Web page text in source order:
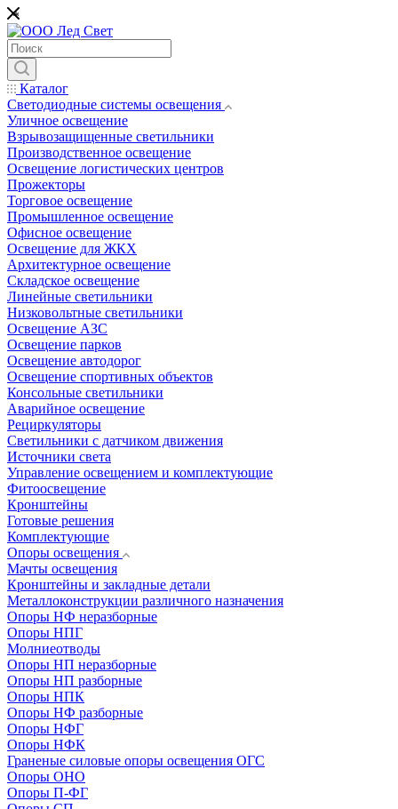
Каталог
Светодиодные системы освещения
Уличное освещение
Взрывозащищенные светильники
Производственное освещение
Освещение логистических центров
Прожекторы
Торговое освещение
Промышленное освещение
Офисное освещение
Освещение для ЖКХ
Архитектурное освещение
Складское освещение
Линейные светильники
Низковольтные светильники
Освещение АЗС
Освещение парков
Освещение автодорог
Освещение спортивных объектов
Консольные светильники
Аварийное освещение
Рециркуляторы
Светильники с датчиком движения
Источники света
Управление освещением и комплектующие
Фитоосвещение
Кронштейны
Готовые решения
Комплектующие
Опоры освещения
Мачты освещения
Кронштейны и закладные детали
Металлоконструкции различного назначения
Опоры НФ неразборные
Опоры НПГ
Молниеотводы
Опоры НП неразборные
Опоры НП разборные
Опоры НПК
Опоры НФ разборные
Опоры НФГ
Опоры НФК
Граненые силовые опоры освещения ОГС
Опоры ОНО
Опоры П-ФГ
*